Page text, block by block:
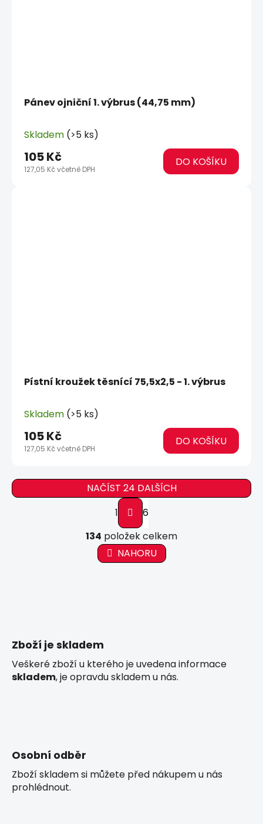
Pánev ojniční 1. výbrus (44,75 mm)
Skladem (>5 ks)
127,05 Kč včetně DPH
105 Kč DO KOŠÍKU
Pístní kroužek těsnící 75,5x2,5 - 1. výbrus
Skladem (>5 ks)
127,05 Kč včetně DPH
105 Kč DO KOŠÍKU
O
v
l
á
k
y
NAČÍST 24 DALŠÍCH
S
t
r
á
n
k
1
6
134 položek celkem
NAHORU
Zboží je skladem
Veškeré zboží u kterého je uvedena informace
skladem, je opravdu skladem u nás.
Osobní odběr
Zboží skladem si můžete před nákupem u nás
prohlédnout.